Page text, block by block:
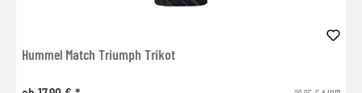
Hummel Match Triumph Trikot